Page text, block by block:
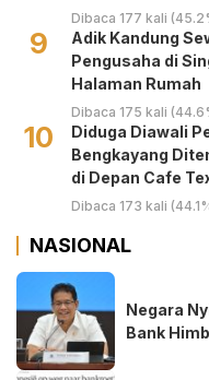
Dibaca 177 kali
9
Adik Kandung
Pengusaha di
Halaman Rumah
Dibaca 175 kali
10
Diduga Diawali
Bengkayang
di Depan Cafe
Dibaca 173 kali
NASIONAL
Negara
Bank